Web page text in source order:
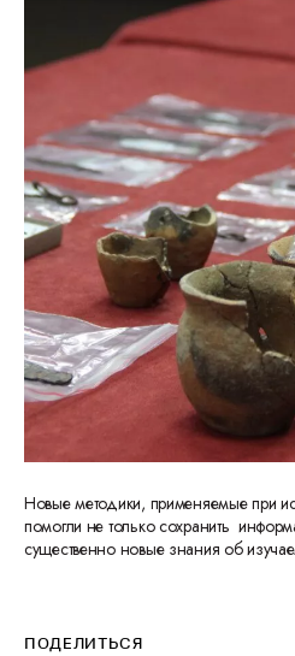
Новые методики, применяемые при
помогли не только сохранить
существенно новые знания об
ПОДЕЛИТЬСЯ